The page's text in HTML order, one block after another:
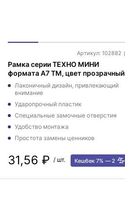
Артикул: 102882
Рамка серии ТЕХНО МИНИ
формата A7 TM, цвет прозрачный
Лаконичный дизайн, привлекающий
внимание
Ударопрочный пластик
Специальные замочные отверстия
Удобство монтажа
Простота замены ценников
31,56 ₽ / шт. Кешбек 7% 2